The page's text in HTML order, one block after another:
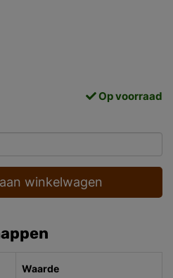
Op voorraad
winkelwagen
Waarde